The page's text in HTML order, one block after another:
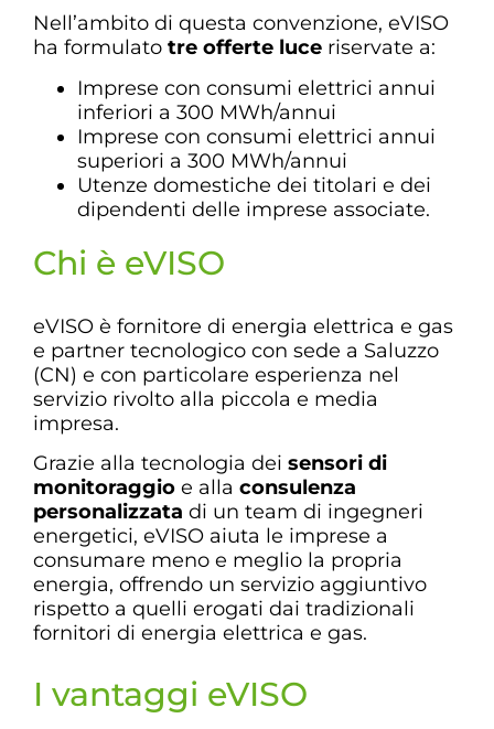
Nell’ambito di questa convenzione, eVISO
ha formulato tre offerte luce riservate a:
Imprese con consumi elettrici annui
inferiori a 300 MWh/annui
Imprese con consumi elettrici annui
superiori a 300 MWh/annui
Utenze domestiche dei titolari e dei
dipendenti delle imprese associate.
Chi è eVISO
eVISO è fornitore di energia elettrica e gas
e partner tecnologico con sede a Saluzzo
(CN) e con particolare esperienza nel
servizio rivolto alla piccola e media
impresa.
Grazie alla tecnologia dei sensori di
monitoraggio e alla consulenza
personalizzata di un team di ingegneri
energetici, eVISO aiuta le imprese a
consumare meno e meglio la propria
energia, offrendo un servizio aggiuntivo
rispetto a quelli erogati dai tradizionali
fornitori di energia elettrica e gas.
I vantaggi eVISO